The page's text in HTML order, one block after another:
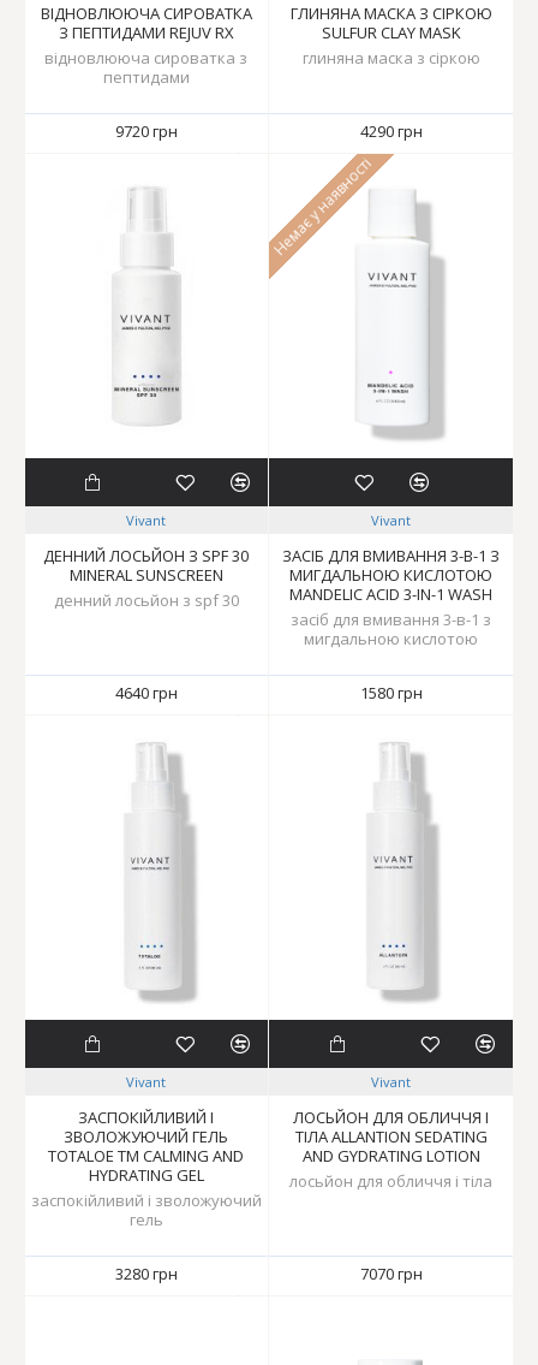
ВІДНОВЛЮЮЧА СИРОВАТКА
З ПЕПТИДАМИ REJUV RX
відновлююча сироватка з
пептидами
9720 грн
ГЛИНЯНА МАСКА З СІРКОЮ
SULFUR СLAY MASK
глиняна маска з сіркою
4290 грн
Vivant
ДЕННИЙ ЛОСЬЙОН З SPF 30
MINERAL SUNSCREEN
денний лосьйон з spf 30
4640 грн
Немає у наявності
Vivant
ЗАСІБ ДЛЯ ВМИВАННЯ 3-В-1 З
МИГДАЛЬНОЮ КИСЛОТОЮ
MANDELIC ACID 3-IN-1 WASH
засіб для вмивання 3-в-1 з
мигдальною кислотою
1580 грн
Vivant
ЗАСПОКІЙЛИВИЙ І
ЗВОЛОЖУЮЧИЙ ГЕЛЬ
TOTALOE TM CALMING AND
HYDRATING GEL
заспокійливий і зволожуючий
гель
3280 грн
Vivant
ЛОСЬЙОН ДЛЯ ОБЛИЧЧЯ І
ТІЛА ALLANTION SEDATING
AND GYDRATING LOTION
лосьйон для обличчя і тіла
7070 грн